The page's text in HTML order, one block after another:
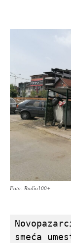
Foto: Radio100+
smeća